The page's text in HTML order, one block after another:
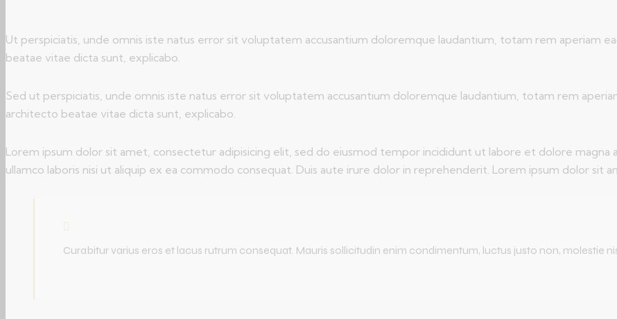
Ut perspiciatis, unde omnis iste natus error sit voluptatem accusantium doloremque laudantium, totam rem aperiam
beatae vitae dicta sunt, explicabo.
Sed ut perspiciatis, unde omnis iste natus error sit voluptatem accusantium doloremque laudantium, totam rem
architecto beatae vitae dicta sunt, explicabo.
Lorem ipsum dolor sit amet, consectetur adipisicing elit, sed do eiusmod tempor incididunt ut labore et dolore magna
ullamco laboris nisi ut aliquip ex ea commodo consequat. Duis aute irure dolor in reprehenderit. Lorem ipsum dolor sit
Curabitur varius eros et lacus rutrum consequat. Mauris sollicitudin enim condimentum, luctus justo non, molestie